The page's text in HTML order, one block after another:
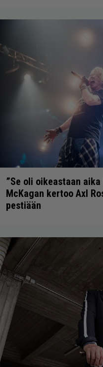
”Se oli oikeastaan
McKagan kertoo Axl
pestiään